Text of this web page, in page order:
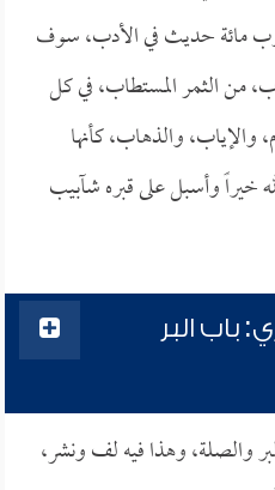
مائة حديث في الأدب، سوف
من الثمر المستطاب، في كل
والإياب، والذهاب، كأنها
خيراً وأسبل على قبره شآبيب
باب البر
والصلة، وهذا فيه لف ونشر،